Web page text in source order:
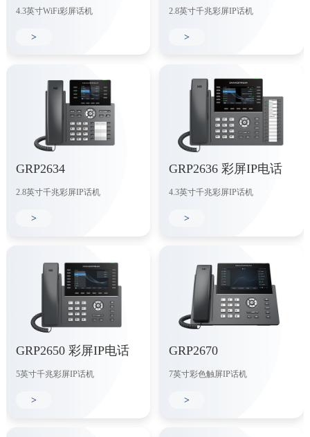
4.3英寸WiFi彩屏话机
>
2.8英寸千兆彩屏IP话机
>
GRP2634
2.8英寸千兆彩屏IP话机
>
GRP2636 彩屏IP电话
4.3英寸千兆彩屏IP话机
>
GRP2650 彩屏IP电话
5英寸千兆彩屏IP话机
>
GRP2670
7英寸彩色触屏IP话机
>